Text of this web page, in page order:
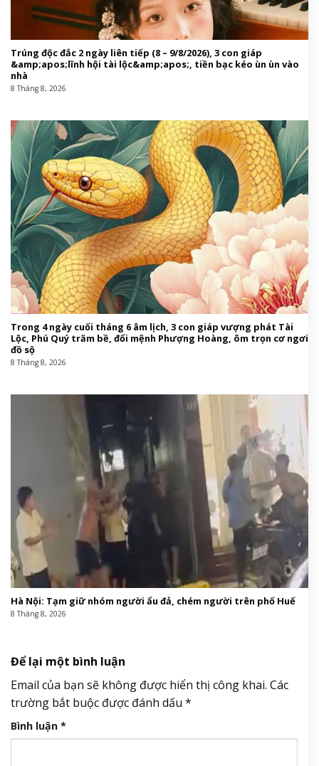
Trúng độc đắc 2 ngày liên tiếp (8 – 9/8/2026), 3 con giáp
&amp;apos;lĩnh hội tài lộc&amp;apos;, tiền bạc kéo ùn ùn vào
nhà
8 Tháng 8, 2026
Trong 4 ngày cuối tháng 6 âm lịch, 3 con giáp vượng phát Tài
Lộc, Phú Quý trăm bề, đổi mệnh Phượng Hoàng, ôm trọn cơ ngơi
đồ sộ
8 Tháng 8, 2026
Hà Nội: Tạm giữ nhóm người ẩu đả, chém người trên phố Huế
8 Tháng 8, 2026
Để lại một bình luận
Email của bạn sẽ không được hiển thị công khai. Các
trường bắt buộc được đánh dấu *
Bình luận *